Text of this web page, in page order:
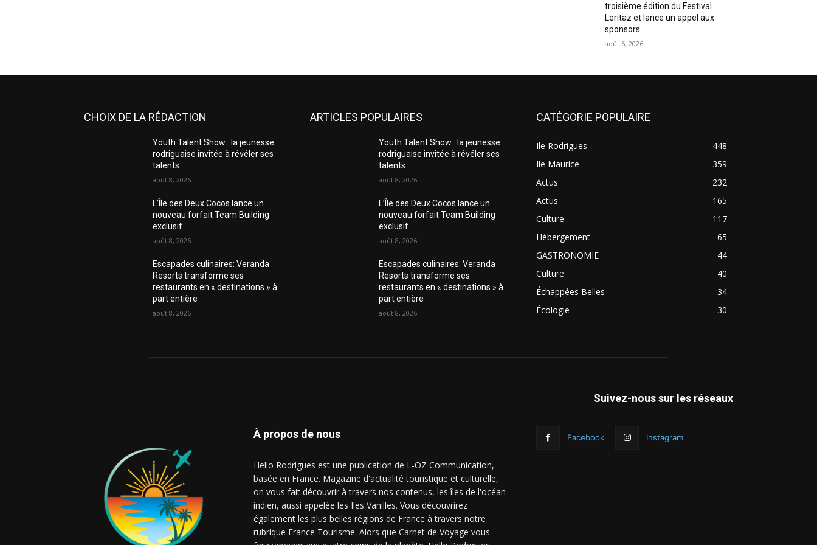
troisième édition du Festival
Leritaz et lance un appel aux
sponsors
août 6, 2026
CHOIX DE LA RÉDACTION
Youth Talent Show : la jeunesse
rodriguaise invitée à révéler ses
talents
août 8, 2026
L’Île des Deux Cocos lance un
nouveau forfait Team Building
exclusif
août 8, 2026
Escapades culinaires: Veranda
Resorts transforme ses
restaurants en « destinations » à
part entière
août 8, 2026
ARTICLES POPULAIRES
Youth Talent Show : la jeunesse
rodriguaise invitée à révéler ses
talents
août 8, 2026
L’Île des Deux Cocos lance un
nouveau forfait Team Building
exclusif
août 8, 2026
Escapades culinaires: Veranda
Resorts transforme ses
restaurants en « destinations » à
part entière
août 8, 2026
CATÉGORIE POPULAIRE
Ile Rodrigues
448
Ile Maurice
359
Actus
232
Actus
165
Culture
117
Hébergement
65
GASTRONOMIE
44
Culture
40
Échappées Belles
34
Écologie
30
Suivez-nous sur les réseaux
À propos de nous
Hello Rodrigues est une publication de L-OZ Communication,
basée en France. Magazine d'actualité touristique et culturelle,
on vous fait découvrir à travers nos contenus, les îles de l'océan
indien, aussi appelée les Iles Vanilles. Vous découvrirez
également les plus belles régions de France à travers notre
rubrique France Tourisme. Alors que Carnet de Voyage vous
Facebook Instagram